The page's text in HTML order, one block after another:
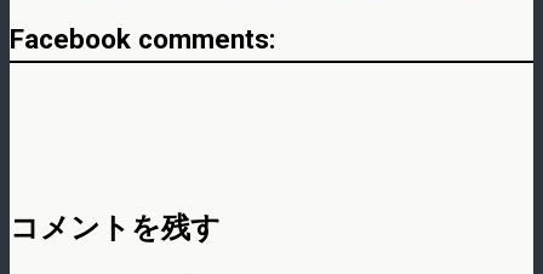
Facebook comments:
コメントを残す